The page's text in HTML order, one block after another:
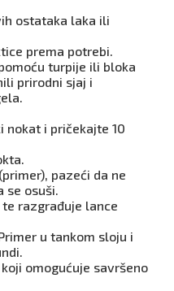
ostataka laka ili
prema potrebi.
turpije ili bloka
prirodni sjaj i
nokat i pričekajte 10
pazeći da ne
se osuši.
razgrađuje lance
u tankom sloju i
omogućuje savršeno